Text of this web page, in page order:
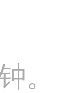
。